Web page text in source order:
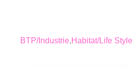
BTP/Industrie,Habitat/Life Style